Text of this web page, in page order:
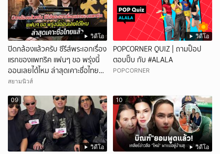
วิดีโอ
ปิดกล้องแล้วครับ ซีรีส์พระเอกเรื่อง
แรกของแพทริค แฟนๆ ขอ พรุ่งนี้
ออนเลยได้ไหม ล่าสุดเคาะชื่อไทย
แล้ว
สยามนิวส์
วิดีโอ
POPCORNER QUIZ | ถามป็อป
ตอบปั๊บ กับ #ALALA
POPCORNER
วิดีโอ
09
วิดีโอ
10